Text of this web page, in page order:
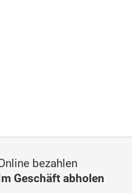
bezahlen
Geschäft abholen